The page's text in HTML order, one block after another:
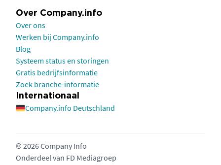
Over Company.info
Over ons
Werken bij Company.info
Blog
Systeem status en storingen
Gratis bedrijfsinformatie
Zoek branche-informatie
Internationaal
Company.info Deutschland
© 2026 Company Info
Onderdeel van FD Mediagroep